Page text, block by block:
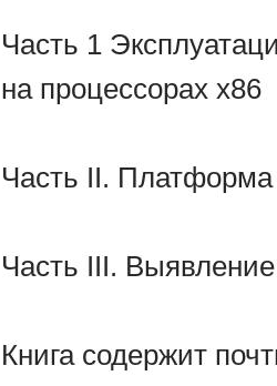
Часть 1
на процессорах х86
Часть II.
Часть III.
Книга содержит